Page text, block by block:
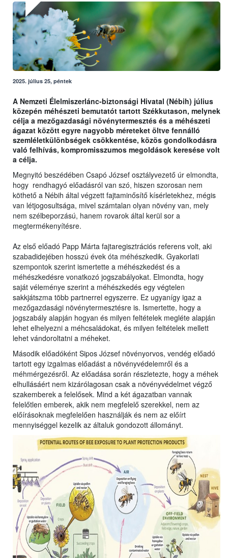
2025. július 25, péntek
A Nemzeti Élelmiszerlánc-biztonsági Hivatal (Nébih) július
közepén méhészeti bemutatót tartott Székkutason, melynek
célja a mezőgazdasági növénytermesztés és a méhészeti
ágazat között egyre nagyobb méreteket öltve fennálló
szemléletkülönbségek csökkentése, közös gondolkodásra
való felhívás, kompromisszumos megoldások keresése volt
a célja.
Megnyitó beszédében Csapó József osztályvezető úr elmondta,
hogy rendhagyó előadásról van szó, hiszen szorosan nem
köthető a Nébih által végzett fajtaminősítő kísérletekhez, mégis
van létjogosultsága, mivel számtalan olyan növény van, mely
nem szélbeporzású, hanem rovarok által kerül sor a
megtermékenyítésre.
Az első előadó Papp Márta fajtaregisztrációs referens volt, aki
szabadidejében hosszú évek óta méhészkedik. Gyakorlati
szempontok szerint ismertette a méhészkedést és a
méhészkedésre vonatkozó jogszabályokat. Elmondta, hogy
saját véleménye szerint a méhészkedés egy végtelen
sakkjátszma több partnerrel egyszerre. Ez ugyanígy igaz a
mezőgazdasági növénytermesztésre is. Ismertette, hogy a
jogszabály alapján hogyan és milyen feltételek megléte alapján
lehet elhelyezni a méhcsaládokat, és milyen feltételek mellett
lehet vándoroltatni a méheket.
Második előadóként Sipos József növényorvos, vendég előadó
tartott egy izgalmas előadást a növényvédelemről és a
méhmérgezésről. Az előadása során részletezte, hogy a méhek
elhullásáért nem kizárólagosan csak a növényvédelmet végző
szakemberek a felelősek. Mind a két ágazatban vannak
felelőtlen emberek, akik nem megfelelő szerekkel, nem az
előírásoknak megfelelően használják és nem az előírt
mennyiséggel kezelik az általuk gondozott állományt.